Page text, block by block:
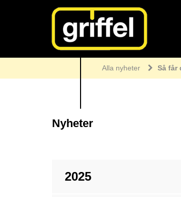
Nyheter
Alla nyheter Så får
2025